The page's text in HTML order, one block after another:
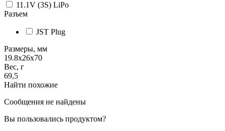
11.1V (3S) LiPo
Разъем
JST Plug
Размеры, мм
19.8x26x70
Вес, г
69,5
Найти похожие
Сообщения не найдены
Вы пользовались продуктом?